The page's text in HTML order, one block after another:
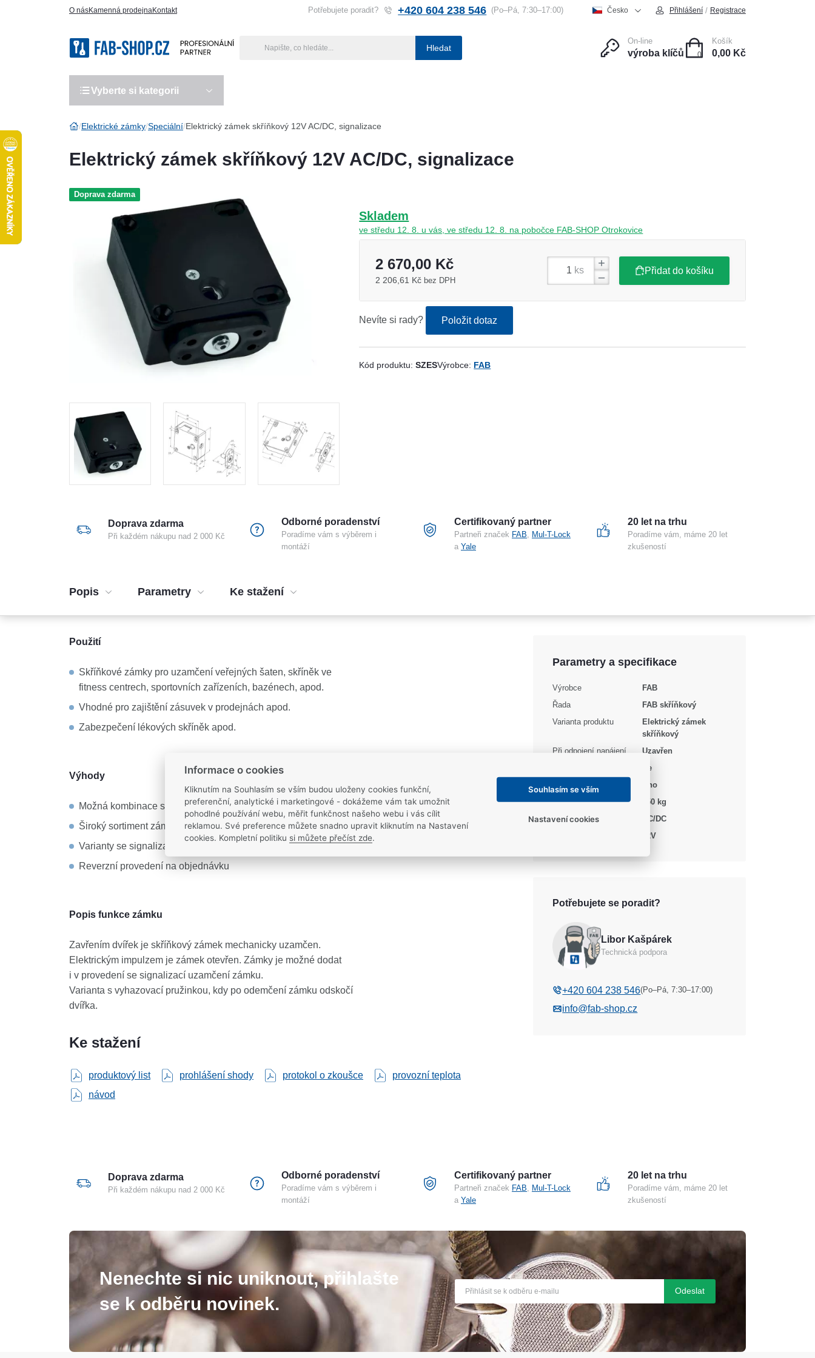
O násKamenná prodejnaKontakt Potřebujete poradit? +420 604 238 546 (Po–Pá, 7:30–17:00) Česko Přihlášení / Registrace
Hledat
On-line
výroba klíčů 0
Košík
0,00 Kč
Vyberte si kategorii
Elektrické zámky Speciální Elektrický zámek skříňkový 12V AC/DC, signalizace
Elektrický zámek skříňkový 12V AC/DC, signalizace
Doprava zdarma
Skladem
ve středu 12. 8. u vás, ve středu 12. 8. na pobočce FAB-SHOP Otrokovice
2 670,00 Kč
2 206,61 Kč bez DPH
ks Přidat do košíku
Nevíte si rady? Položit dotaz
Kód produktu:SZESVýrobce: FAB
Doprava zdarma
Při každém nákupu nad 2 000 Kč
Odborné poradenství
Poradíme vám s výběrem i
montáží
Certifikovaný partner
Partneři značek FAB
Mul-T-Lock
a Yale
20 let na trhu
Poradíme vám, máme 20 let
zkušeností
Popis Parametry Ke stažení
Použití
Skříňkové zámky pro uzamčení veřejných šaten, skříněk ve
fitness centrech, sportovních zařízeních, bazénech, apod.
Vhodné pro zajištění zásuvek v prodejnách apod.
Zabezpečení lékových skříněk apod.
Výhody
Možná kombinace se čtečkou karet, ovládání el. impulzem
Široký sortiment zámků pro každou aplikaci
Varianty se signalizací a vyhazovací pružinkou
Reverzní provedení na objednávku
Popis funkce zámku
Zavřením dvířek je skříňkový zámek mechanicky uzamčen.
Elektrickým impulzem je zámek otevřen. Zámky je možné dodat
i v provedení se signalizací uzamčení zámku.
Varianta s vyhazovací pružinkou, kdy po odemčení zámku odskočí
dvířka.
Ke stažení
produktový list prohlášení shody protokol o zkoušce
provozní teplota
návod
Parametry a specifikace
Výrobce
FAB
Řada
FAB skříňkový
Varianta produktu
Elektrický zámek
skříňkový
Při odpojení napájení
Uzavřen
Ne
Signalizace
Ano
Odolnost proti vloupání
150 kg
AC/DC
AC/DC
12V
Potřebujete se poradit?
Libor Kašpárek
Technická podpora
+420 604 238 546(Po–Pá, 7:30–17:00)
info@fab-shop.cz
Doprava zdarma
Při každém nákupu nad 2 000 Kč
Odborné poradenství
Poradíme vám s výběrem i
montáží
Certifikovaný partner
Partneři značek FAB
Mul-T-Lock
a Yale
20 let na trhu
Poradíme vám, máme 20 let
zkušeností
Nenechte si nic uniknout, přihlašte
se k odběru novinek.
Odeslat
Informace o cookies
Kliknutím na Souhlasím se vším budou uloženy cookies funkční,
preferenční, analytické i marketingové - dokážeme vám tak umožnit
pohodlné používání webu, měřit funkčnost našeho webu i vás cílit
reklamou. Své preference můžete snadno upravit kliknutím na Nastavení
cookies. Kompletní politiku si můžete přečíst zde.
Souhlasím se vším
Nastavení cookies